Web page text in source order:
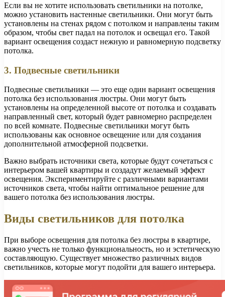
Если вы не хотите использовать светильники на потолке,
можно установить настенные светильники. Они могут быть
установлены на стенах рядом с потолком и направлены таким
образом, чтобы свет падал на потолок и освещал его. Такой
вариант освещения создаст нежную и равномерную подсветку
потолка.
3. Подвесные светильники
Подвесные светильники — это еще один вариант освещения
потолка без использования люстры. Они могут быть
установлены на определенной высоте от потолка и создавать
направленный свет, который будет равномерно распределен
по всей комнате. Подвесные светильники могут быть
использованы как основное освещение или для создания
дополнительной атмосферной подсветки.
Важно выбрать источники света, которые будут сочетаться с
интерьером вашей квартиры и создадут желаемый эффект
освещения. Экспериментируйте с различными вариантами
источников света, чтобы найти оптимальное решение для
вашего потолка без использования люстры.
Виды светильников для потолка
При выборе освещения для потолка без люстры в квартире,
важно учесть не только функциональность, но и эстетическую
составляющую. Существует множество различных видов
светильников, которые могут подойти для вашего интерьера.